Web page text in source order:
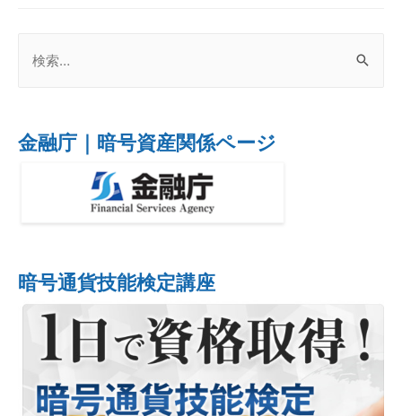
金融庁｜暗号資産関係ページ
暗号通貨技能検定講座